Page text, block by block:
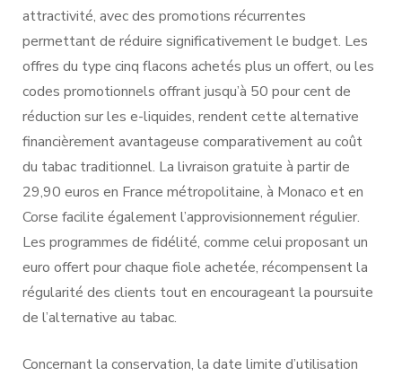
attractivité, avec des promotions récurrentes
permettant de réduire significativement le budget. Les
offres du type cinq flacons achetés plus un offert, ou les
codes promotionnels offrant jusqu’à 50 pour cent de
réduction sur les e-liquides, rendent cette alternative
financièrement avantageuse comparativement au coût
du tabac traditionnel. La livraison gratuite à partir de
29,90 euros en France métropolitaine, à Monaco et en
Corse facilite également l’approvisionnement régulier.
Les programmes de fidélité, comme celui proposant un
euro offert pour chaque fiole achetée, récompensent la
régularité des clients tout en encourageant la poursuite
de l’alternative au tabac.
Concernant la conservation, la date limite d’utilisation